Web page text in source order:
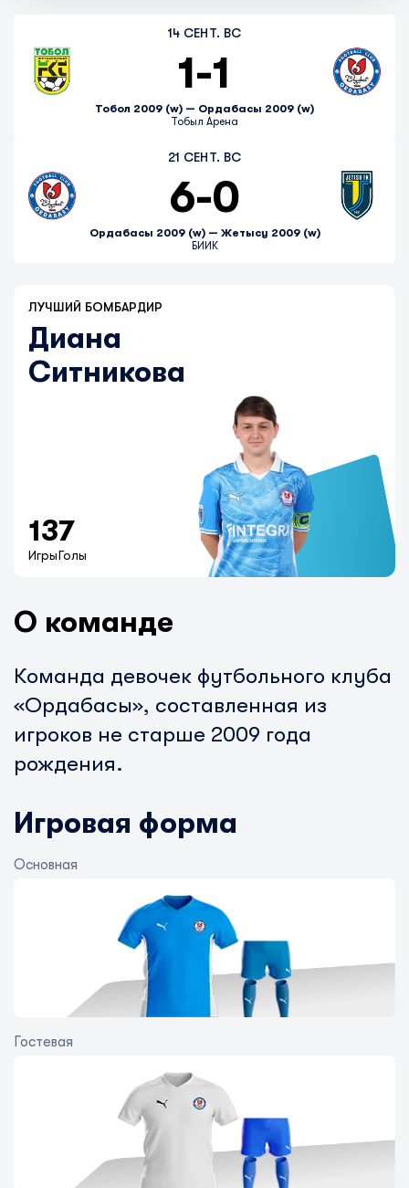
21 СЕНТ. ВС
6-0
Ордабасы 2009 (w) — Жетысу 2009 (w)
БИИК
14 СЕНТ. ВС
1-1
Тобол 2009 (w) — Ордабасы 2009 (w)
Тобыл Арена
ЛУЧШИЙ БОМБАРДИР
Диана
Ситникова
13
Игры
7
Голы
О команде
Команда девочек футбольного клуба
«Ордабасы», составленная из
игроков не старше 2009 года
рождения.
Игровая форма
Основная
Гостевая
Идем на второй круг! Расклады
перед 8-м туром Freedom QJ
League W